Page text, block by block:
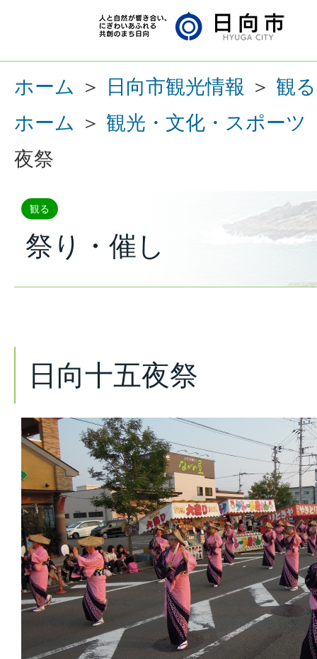
ホーム ＞ 日向市観光情報 ＞ 観る
ホーム
＞ 観光・文化・スポーツ
夜祭
観る
祭り・催し
日向十五夜祭